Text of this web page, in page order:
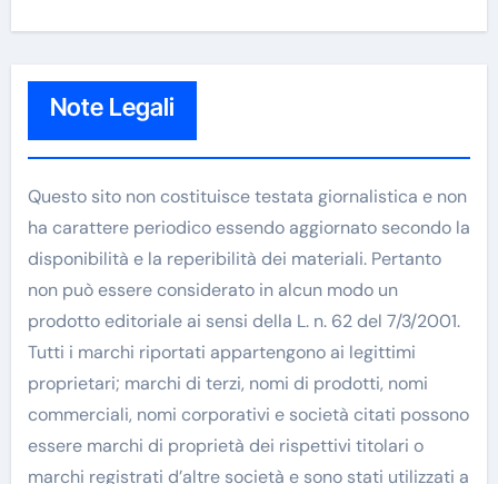
Note Legali
Questo sito non costituisce testata giornalistica e non
ha carattere periodico essendo aggiornato secondo la
disponibilità e la reperibilità dei materiali. Pertanto
non può essere considerato in alcun modo un
prodotto editoriale ai sensi della L. n. 62 del 7/3/2001.
Tutti i marchi riportati appartengono ai legittimi
proprietari; marchi di terzi, nomi di prodotti, nomi
commerciali, nomi corporativi e società citati possono
essere marchi di proprietà dei rispettivi titolari o
marchi registrati d’altre società e sono stati utilizzati a